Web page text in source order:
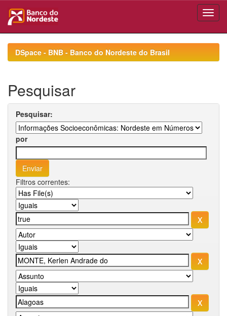
navigationDSpace - BNB - Banco do Nordeste do Brasil
Pesquisar
Pesquisar:
por
Filtros correntes: